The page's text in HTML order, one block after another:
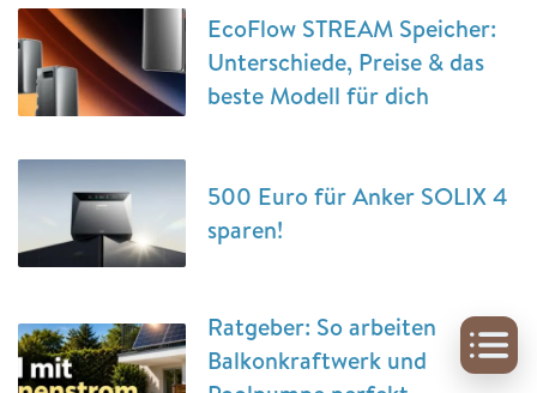
EcoFlow STREAM Speicher:
Unterschiede, Preise & das
beste Modell für dich
500 Euro für Anker SOLIX 4
sparen!
Ratgeber: So arbeiten
Balkonkraftwerk und